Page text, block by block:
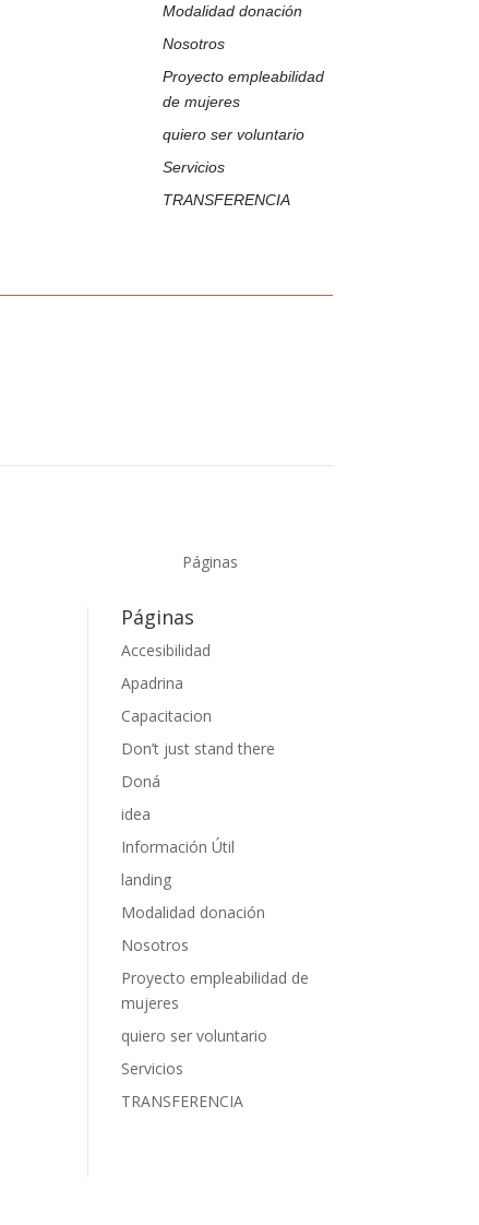
Modalidad donación
Nosotros
Proyecto empleabilidad
de mujeres
quiero ser voluntario
Servicios
TRANSFERENCIA
Páginas
Páginas
Accesibilidad
Apadrina
Capacitacion
Don’t just stand there
Doná
idea
Información Útil
landing
Modalidad donación
Nosotros
Proyecto empleabilidad de
mujeres
quiero ser voluntario
Servicios
TRANSFERENCIA